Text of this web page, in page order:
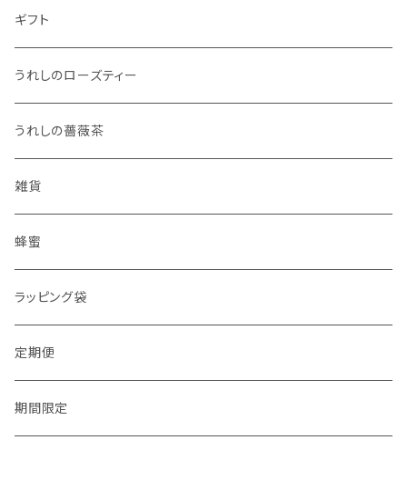
ギフト
うれしのローズティー
うれしの薔薇茶
雑貨
蜂蜜
ラッピング袋
定期便
期間限定